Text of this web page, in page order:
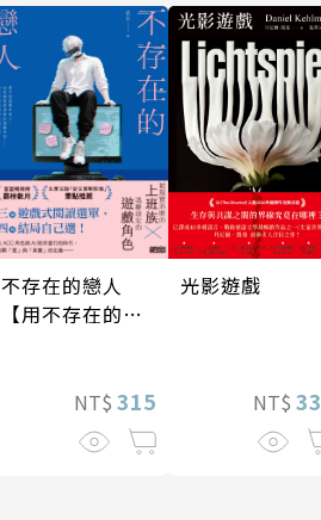
不存在的戀人
【用不存在的
NT$ 315
光影遊戲
NT$